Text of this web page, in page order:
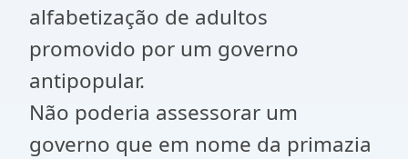
alfabetização de adultos
promovido por um governo
antipopular.
Não poderia assessorar um
governo que em nome da primazia